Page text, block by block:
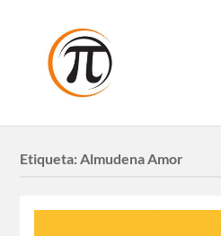
Etiqueta:Almudena Amor